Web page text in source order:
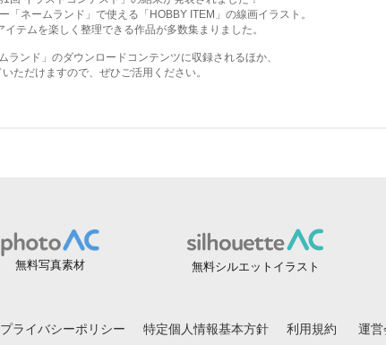
無料写真素材 無料シルエットイラスト
プライバシーポリシー 特定個人情報基本方針 利用規約 運